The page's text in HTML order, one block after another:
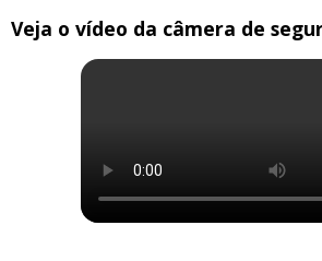
Veja o vídeo da câmera de